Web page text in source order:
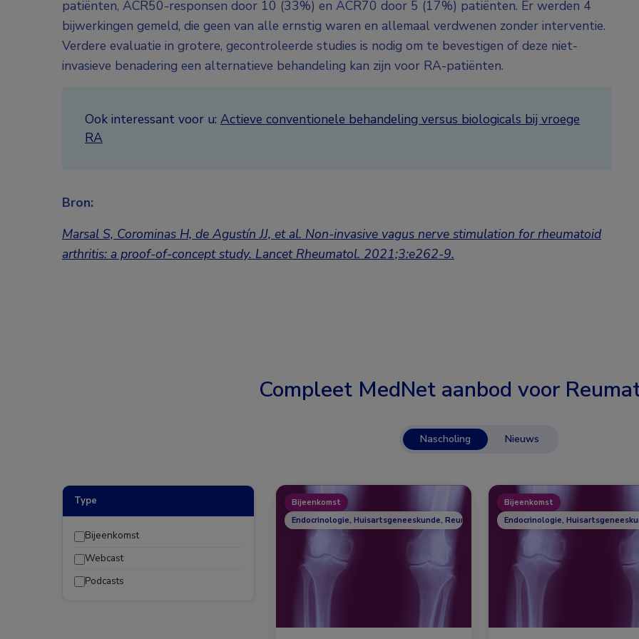
patiënten, ACR50-responsen door 10 (33%) en ACR70 door 5 (17%) patiënten. Er werden 4
bijwerkingen gemeld, die geen van alle ernstig waren en allemaal verdwenen zonder interventie.
Verdere evaluatie in grotere, gecontroleerde studies is nodig om te bevestigen of deze niet-
invasieve benadering een alternatieve behandeling kan zijn voor RA-patiënten.
Ook interessant voor u: Actieve conventionele behandeling versus biologicals bij vroege
RA
Bron:
Marsal S, Corominas H, de Agustín JJ, et al. Non-invasive vagus nerve stimulation for rheumatoid
arthritis: a proof-of-concept study. Lancet Rheumatol. 2021;3:e262-9.
Compleet MedNet aanbod voor
Nascholing Nieuws
Type
Bijeenkomst
Webcast
Podcasts
Bijeenkomst
Endocrinologie, Huisartsgeneeskunde, Reumatologie
Bijeenkomst
Endocrinologie,